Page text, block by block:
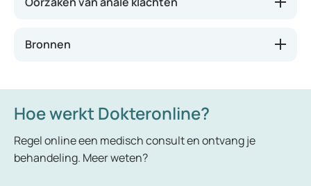
ernstige onderliggende aandoening.
Bronnen
Hoe werkt Dokteronline?
Regel online een medisch consult en ontvang je
behandeling. Meer weten?